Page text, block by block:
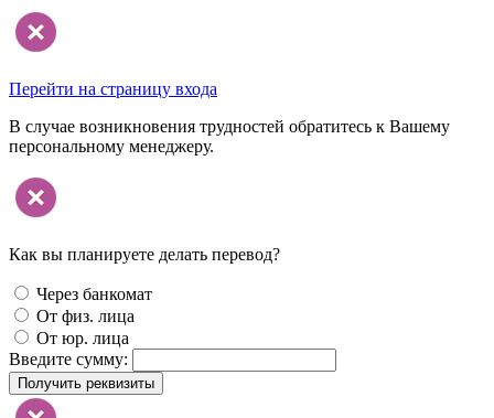
Перейти на страницу входа
В случае возникновения трудностей обратитесь к Вашему
персональному менеджеру.
Как вы планируете делать перевод?
Через банкомат
От физ. лица
От юр. лица
Введите сумму:
Получить реквизиты